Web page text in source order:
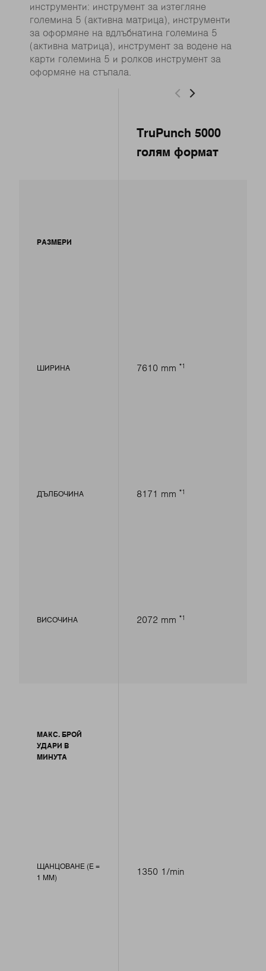
инструменти: инструмент за изтегляне
големина 5 (активна матрица), инструменти
за оформяне на вдлъбнатина големина 5
(активна матрица), инструмент за водене на
карти големина 5 и ролков инструмент за
оформяне на стъпала.
РАЗМЕРИ
ШИРИНА
ДЪЛБОЧИНА
ВИСОЧИНА
МАКС. БРОЙ
УДАРИ В
МИНУТА
ЩАНЦОВАНЕ (E =
1 MM)
TruPunch 5000
голям формат
7610 mm 1
8171 mm 1
2072 mm 1
1350 1/min